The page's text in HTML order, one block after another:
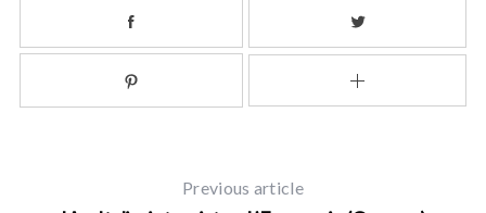
Previous article
a